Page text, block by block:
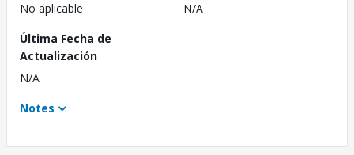
No aplicable
N/A
Última Fecha de
Actualización
N/A
Notes